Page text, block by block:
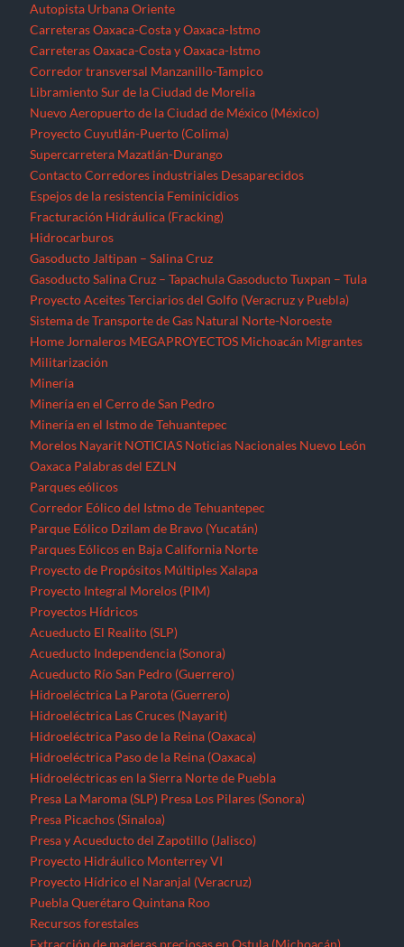
Autopista Urbana Oriente
Carreteras Oaxaca-Costa y Oaxaca-Istmo
Carreteras Oaxaca-Costa y Oaxaca-Istmo
Corredor transversal Manzanillo-Tampico
Libramiento Sur de la Ciudad de Morelia
Nuevo Aeropuerto de la Ciudad de México (México)
Proyecto Cuyutlán-Puerto (Colima)
Supercarretera Mazatlán-Durango
Contacto Corredores industriales Desaparecidos
Espejos de la resistencia Feminicidios
Fracturación Hidráulica (Fracking)
Hidrocarburos
Gasoducto Jaltipan – Salina Cruz
Gasoducto Salina Cruz – Tapachula Gasoducto Tuxpan – Tula
Proyecto Aceites Terciarios del Golfo (Veracruz y Puebla)
Sistema de Transporte de Gas Natural Norte-Noroeste
Home Jornaleros MEGAPROYECTOS Michoacán Migrantes
Militarización
Minería
Minería en el Cerro de San Pedro
Minería en el Istmo de Tehuantepec
Morelos Nayarit NOTICIAS Noticias Nacionales Nuevo León
Oaxaca Palabras del EZLN
Parques eólicos
Corredor Eólico del Istmo de Tehuantepec
Parque Eólico Dzilam de Bravo (Yucatán)
Parques Eólicos en Baja California Norte
Proyecto de Propósitos Múltiples Xalapa
Proyecto Integral Morelos (PIM)
Proyectos Hídricos
Acueducto El Realito (SLP)
Acueducto Independencia (Sonora)
Acueducto Río San Pedro (Guerrero)
Hidroeléctrica La Parota (Guerrero)
Hidroeléctrica Las Cruces (Nayarit)
Hidroeléctrica Paso de la Reina (Oaxaca)
Hidroeléctrica Paso de la Reina (Oaxaca)
Hidroeléctricas en la Sierra Norte de Puebla
Presa La Maroma (SLP) Presa Los Pilares (Sonora)
Presa Picachos (Sinaloa)
Presa y Acueducto del Zapotillo (Jalisco)
Proyecto Hidráulico Monterrey VI
Proyecto Hídrico el Naranjal (Veracruz)
Puebla Querétaro Quintana Roo
Recursos forestales